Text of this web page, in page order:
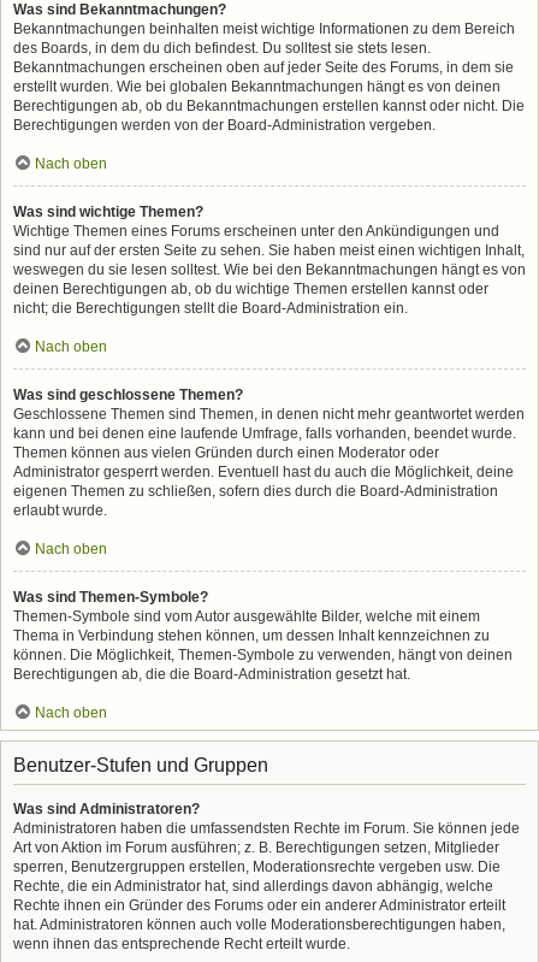
Was sind Bekanntmachungen?
Bekanntmachungen beinhalten meist wichtige Informationen zu dem Bereich
des Boards, in dem du dich befindest. Du solltest sie stets lesen.
Bekanntmachungen erscheinen oben auf jeder Seite des Forums, in dem sie
erstellt wurden. Wie bei globalen Bekanntmachungen hängt es von deinen
Berechtigungen ab, ob du Bekanntmachungen erstellen kannst oder nicht. Die
Berechtigungen werden von der Board-Administration vergeben.
Nach oben
Was sind wichtige Themen?
Wichtige Themen eines Forums erscheinen unter den Ankündigungen und
sind nur auf der ersten Seite zu sehen. Sie haben meist einen wichtigen Inhalt,
weswegen du sie lesen solltest. Wie bei den Bekanntmachungen hängt es von
deinen Berechtigungen ab, ob du wichtige Themen erstellen kannst oder
nicht; die Berechtigungen stellt die Board-Administration ein.
Nach oben
Was sind geschlossene Themen?
Geschlossene Themen sind Themen, in denen nicht mehr geantwortet werden
kann und bei denen eine laufende Umfrage, falls vorhanden, beendet wurde.
Themen können aus vielen Gründen durch einen Moderator oder
Administrator gesperrt werden. Eventuell hast du auch die Möglichkeit, deine
eigenen Themen zu schließen, sofern dies durch die Board-Administration
erlaubt wurde.
Nach oben
Was sind Themen-Symbole?
Themen-Symbole sind vom Autor ausgewählte Bilder, welche mit einem
Thema in Verbindung stehen können, um dessen Inhalt kennzeichnen zu
können. Die Möglichkeit, Themen-Symbole zu verwenden, hängt von deinen
Berechtigungen ab, die die Board-Administration gesetzt hat.
Nach oben
Benutzer-Stufen und Gruppen
Was sind Administratoren?
Administratoren haben die umfassendsten Rechte im Forum. Sie können jede
Art von Aktion im Forum ausführen; z. B. Berechtigungen setzen, Mitglieder
sperren, Benutzergruppen erstellen, Moderationsrechte vergeben usw. Die
Rechte, die ein Administrator hat, sind allerdings davon abhängig, welche
Rechte ihnen ein Gründer des Forums oder ein anderer Administrator erteilt
hat. Administratoren können auch volle Moderationsberechtigungen haben,
wenn ihnen das entsprechende Recht erteilt wurde.